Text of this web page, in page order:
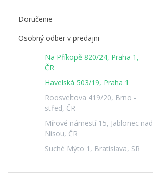
Doručenie
Osobný odber v predajni
Na Příkopě 820/24, Praha 1,
ČR
Havelská 503/19, Praha 1
Roosveltova 419/20, Brno -
střed, ČR
Mírové námestí 15, Jablonec nad
Nisou, ČR
Suché Mýto 1, Bratislava, SR